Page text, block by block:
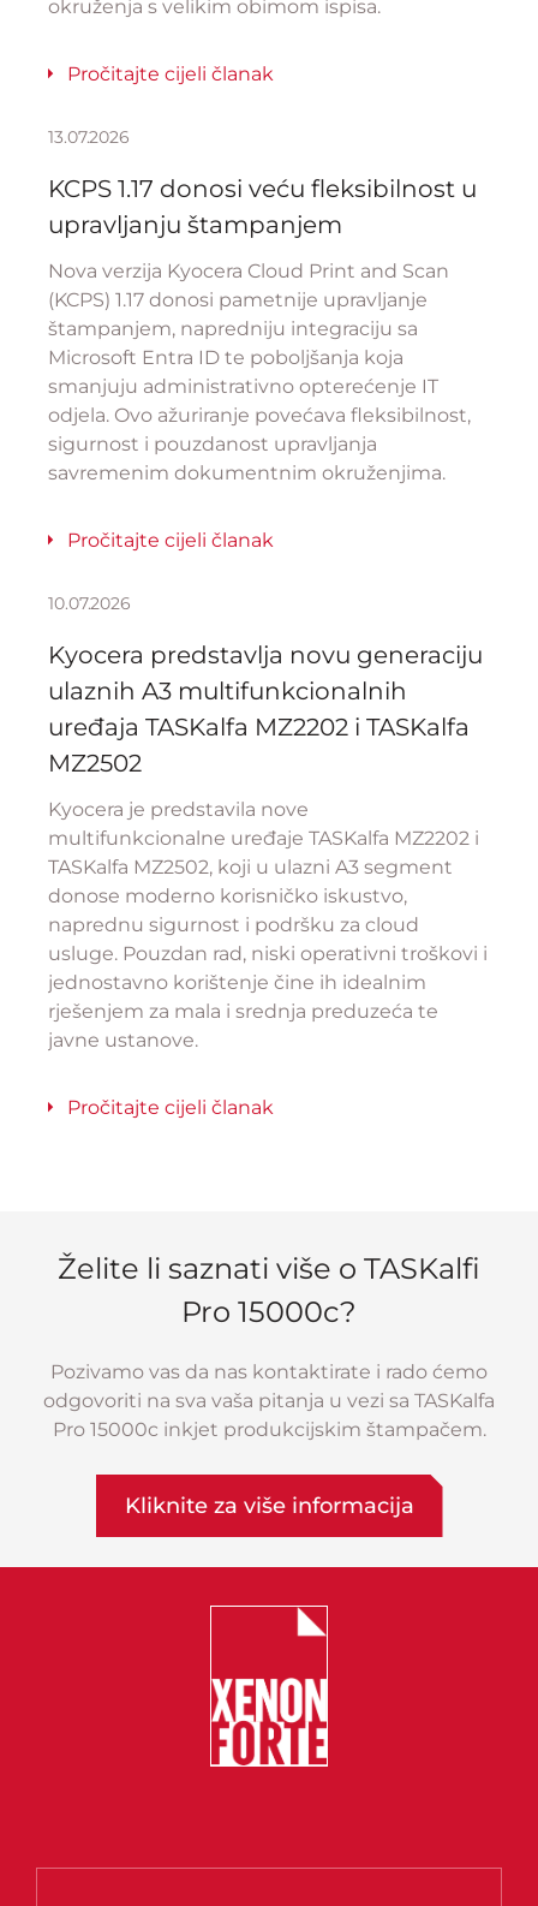
okruženja s velikim obimom ispisa.
Pročitajte cijeli članak
13.07.2026
KCPS 1.17 donosi veću fleksibilnost u
upravljanju štampanjem
Nova verzija Kyocera Cloud Print and Scan
(KCPS) 1.17 donosi pametnije upravljanje
štampanjem, napredniju integraciju sa
Microsoft Entra ID te poboljšanja koja
smanjuju administrativno opterećenje IT
odjela. Ovo ažuriranje povećava fleksibilnost,
sigurnost i pouzdanost upravljanja
savremenim dokumentnim okruženjima.
Pročitajte cijeli članak
10.07.2026
Kyocera predstavlja novu generaciju
ulaznih A3 multifunkcionalnih
uređaja TASKalfa MZ2202 i TASKalfa
MZ2502
Kyocera je predstavila nove
multifunkcionalne uređaje TASKalfa MZ2202 i
TASKalfa MZ2502, koji u ulazni A3 segment
donose moderno korisničko iskustvo,
naprednu sigurnost i podršku za cloud
usluge. Pouzdan rad, niski operativni troškovi i
jednostavno korištenje čine ih idealnim
rješenjem za mala i srednja preduzeća te
javne ustanove.
Pročitajte cijeli članak
Želite li saznati više o TASKalfi
Pro 15000c?
Pozivamo vas da nas kontaktirate i rado ćemo
odgovoriti na sva vaša pitanja u vezi sa TASKalfa
Pro 15000c inkjet produkcijskim štampačem.
Kliknite za više informacija